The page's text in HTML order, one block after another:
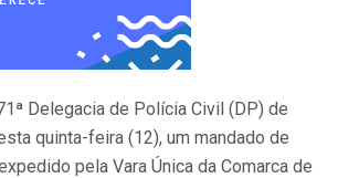
Delegacia de Polícia Civil (DP) de
quinta-feira (12), um mandado de
pela Vara Única da Comarca de